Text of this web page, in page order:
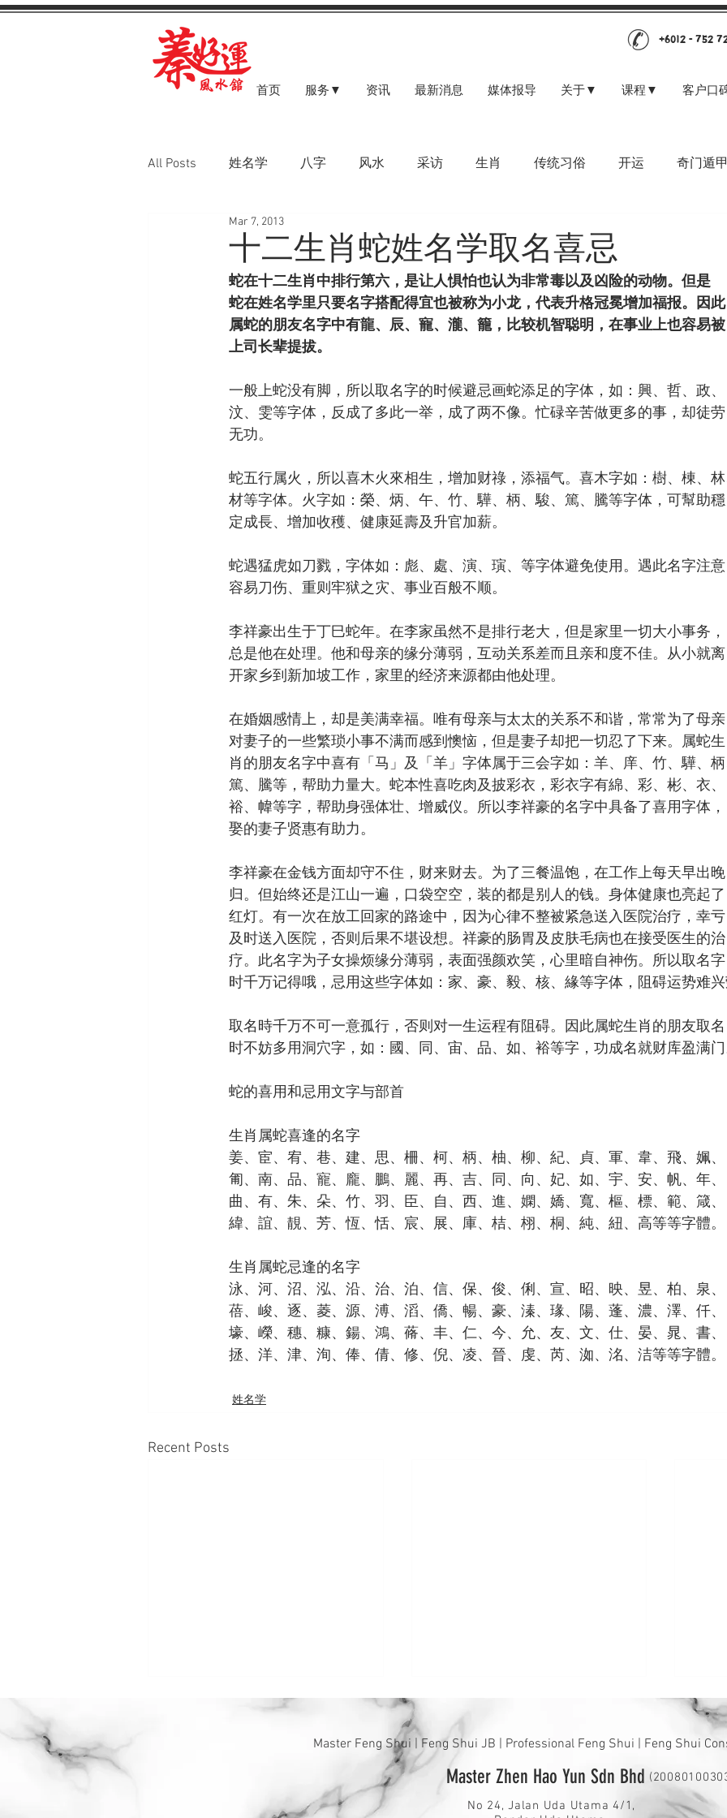
+6012 - 752
首页 服务▼ 资讯 最新消息 媒体报导 关于▼ 课程▼ 客户口
All Posts 姓名学 八字 风水 采访 生肖 传统习俗 开运 奇门遁
八字案例
十二生肖蛇姓名学取名喜忌
Mar 7, 2013
蛇在十二生肖中排行第六，是让人惧怕也认为非常毒以及凶险的动物。但是
蛇在姓名学里只要名字搭配得宜也被称为小龙，代表升格冠冕增加福报。因此
属蛇的朋友名字中有龍、辰、寵、瀧、籠，比较机智聪明，在事业上也容易被
上司长辈提拔。
一般上蛇没有脚，所以取名字的时候避忌画蛇添足的字体，如：興、哲、政、
汶、雯等字体，反成了多此一举，成了两不像。忙碌辛苦做更多的事，却徒劳
无功。
蛇五行属火，所以喜木火來相生，增加财祿，添福气。喜木字如：樹、棟、
材等字体。火字如：榮、炳、午、竹、驊、柄、駿、篤、騰等字体，可幫助穩
定成長、增加收穫、健康延壽及升官加薪。
蛇遇猛虎如刀戮，字体如：彪、處、演、璌、等字体避免使用。遇此名字注意
容易刀伤、重则牢狱之灾、事业百般不顺。
李祥豪出生于丁巳蛇年。在李家虽然不是排行老大，但是家里一切大小事务，
总是他在处理。他和母亲的缘分薄弱，互动关系差而且亲和度不佳。从小就离
开家乡到新加坡工作，家里的经济来源都由他处理。
在婚姻感情上，却是美满幸福。唯有母亲与太太的关系不和谐，常常为了母亲
对妻子的一些繁琐小事不满而感到懊恼，但是妻子却把一切忍了下来。属蛇生
肖的朋友名字中喜有「马」及「羊」字体属于三会字如：羊、庠、竹、驊、
篤、騰等，帮助力量大。蛇本性喜吃肉及披彩衣，彩衣字有綿、彩、彬、衣、
裕、幃等字，帮助身强体壮、增威仪。所以李祥豪的名字中具备了喜用字体，
娶的妻子贤惠有助力。
李祥豪在金钱方面却守不住，财来财去。为了三餐温饱，在工作上每天早出晚
归。但始终还是江山一遍，口袋空空，装的都是别人的钱。身体健康也亮起了
红灯。有一次在放工回家的路途中，因为心律不整被紧急送入医院治疗，幸亏
及时送入医院，否则后果不堪设想。祥豪的肠胃及皮肤毛病也在接受医生的治
疗。此名字为子女操烦缘分薄弱，表面强颜欢笑，心里暗自神伤。所以取名字
时千万记得哦，忌用这些字体如：家、豪、毅、核、緣等字体，阻碍运势难
取名時千万不可一意孤行，否则对一生运程有阻碍。因此属蛇生肖的朋友取名
时不妨多用洞穴字，如：國、同、宙、品、如、裕等字，功成名就财库盈满
蛇的喜用和忌用文字与部首
生肖属蛇喜逢的名字
姜、宦、宥、巷、建、思、柵、柯、柄、柚、柳、紀、貞、軍、韋、飛、姵、
匍、南、品、寵、龐、鵬、麗、再、吉、同、向、妃、如、宇、安、帆、年、
曲、有、朱、朵、竹、羽、臣、自、西、進、嫻、嬌、寬、樞、標、範、箴、
緯、誼、靚、芳、恆、恬、宸、展、庫、桔、栩、桐、純、紐、高等等字體。
生肖属蛇忌逢的名字
泳、河、沼、泓、沿、治、泊、信、保、俊、俐、宣、昭、映、昱、柏、泉、
蓓、峻、逐、菱、源、溥、滔、僑、暢、豪、溱、瑑、陽、蓬、濃、澤、仟、
壕、嶸、穗、糠、鍚、鴻、蓨、丰、仁、今、允、友、文、仕、晏、晁、書、
拯、洋、津、洵、俸、倩、修、倪、凌、晉、虔、芮、洳、洺、洁等等字體。
姓名学
Recent Posts
命名地雷区
公
Master Zhen Hao Yun Sdn Bhd
No 24, Jalan Uda Utama 4/1,
Master Feng Shui | Feng Shui JB | Professional Feng Shui | Feng Shui